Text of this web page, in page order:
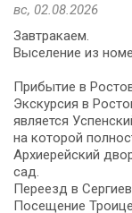
вс, 02.08.2026
Завтракаем.
Выселение из
Прибытие в
Экскурсия в
является
на которой
Архиерейский
сад.
Переезд в
Посещение